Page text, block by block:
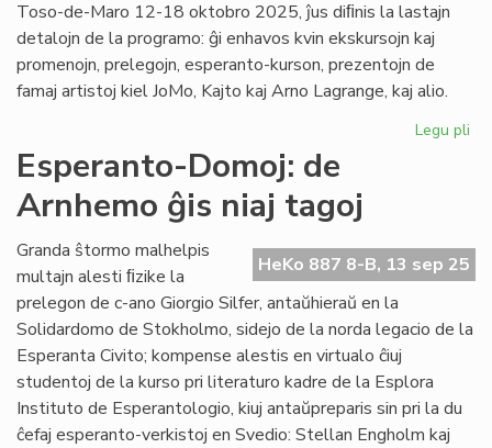
Toso-de-Maro 12-18 oktobro 2025, ĵus diﬁnis la lastajn
detalojn de la programo: ĝi enhavos kvin ekskursojn kaj
promenojn, prelegojn, esperanto-kurson, prezentojn de
famaj artistoj kiel JoMo, Kajto kaj Arno Lagrange, kaj alio.
Legu pli
en
Esperanto-Domoj: de
Arnhemo ĝis niaj tagoj
HeKo 887 8-B, 13 sep 25
Granda ŝtormo malhelpis
multajn alesti ﬁzike la
prelegon de c-ano Giorgio Silfer, antaŭhieraŭ en la
Solidardomo de Stokholmo, sidejo de la norda legacio de la
Esperanta Civito; kompense alestis en virtualo ĉiuj
studentoj de la kurso pri literaturo kadre de la Esplora
Instituto de Esperantologio, kiuj antaŭpreparis sin pri la du
ĉefaj esperanto-verkistoj en Svedio: Stellan Engholm kaj